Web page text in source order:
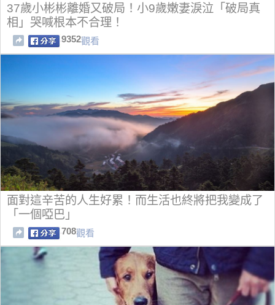
37歲小彬彬離婚又破局！小9歲嫩妻淚泣「破局真
相」哭喊根本不合理！
9352觀看
面對這辛苦的人生好累！而生活也終將把我變成了
「一個啞巴」
708觀看